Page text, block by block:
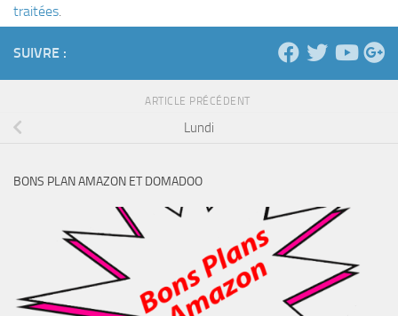
traitées.
SUIVRE :
ARTICLE PRÉCÉDENT
Lundi
BONS PLAN AMAZON ET DOMADOO